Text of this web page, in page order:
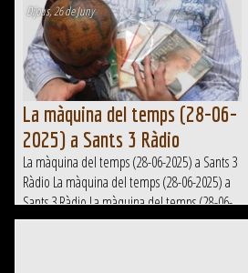
Dijous, 26 de Juny
La màquina del temps (28-06-
2025) a Sants 3 Ràdio
La màquina del temps (28-06-2025) a Sants 3
Ràdio La màquina del temps (28-06-2025) a
Sants 3 Ràdio La màquina del temps (28-06-
2025) a Sants 3 Ràdio La màquina del temps